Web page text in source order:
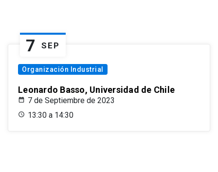
7 SEP
Organización Industrial
Leonardo Basso, Universidad de Chile
7 de Septiembre de 2023
13:30 a 14:30